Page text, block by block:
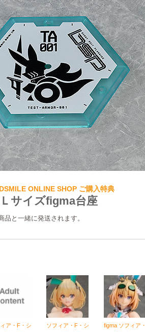
ONLINE SHOP ご購入特典
Ｌサイズfigma台座
と一緒に発送されます。
ア・F・シ
ソフィア・F・シ
figma ソフィア・